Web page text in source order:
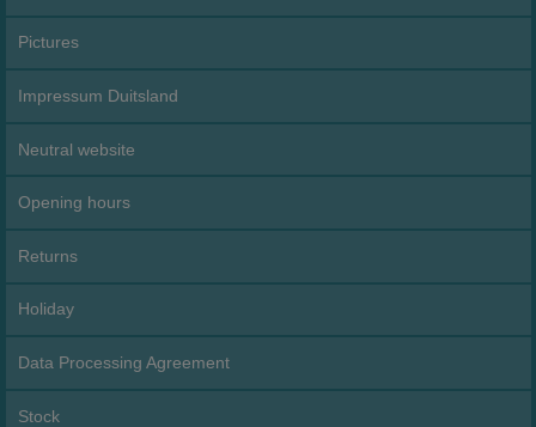
Pictures
Impressum Duitsland
Neutral website
Opening hours
Returns
Holiday
Data Processing Agreement
Stock